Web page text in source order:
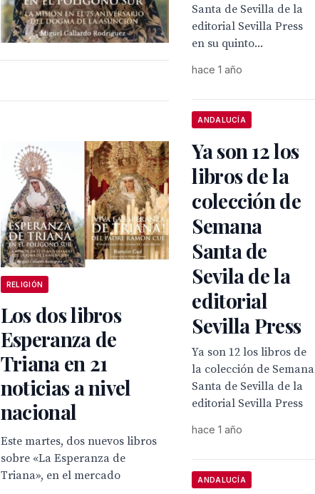
RELIGIÓN
Los dos libros
Esperanza de
Triana en 21
noticias a nivel
nacional
Este martes, dos nuevos libros
sobre «La Esperanza de
Triana», en el mercado
Santa de Sevilla de la
editorial Sevilla Press
en su quinto...
hace 1 año
ANDALUCÍA
Ya son 12 los
libros de la
colección de
Semana
Santa de
Sevila de la
editorial
Sevilla Press
Ya son 12 los libros de
la colección de Semana
Santa de Sevilla de la
editorial Sevilla Press
hace 1 año
ANDALUCÍA